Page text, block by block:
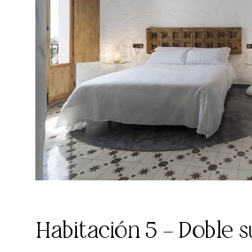
Habitación 5 – Doble